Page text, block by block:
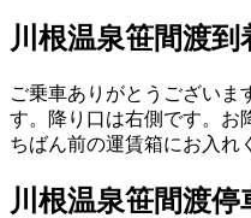
川根温泉笹間渡到
ご乗車ありがとうございま
す。降り口は右側です。お
ちばん前の運賃箱にお入れ
川根温泉笹間渡停